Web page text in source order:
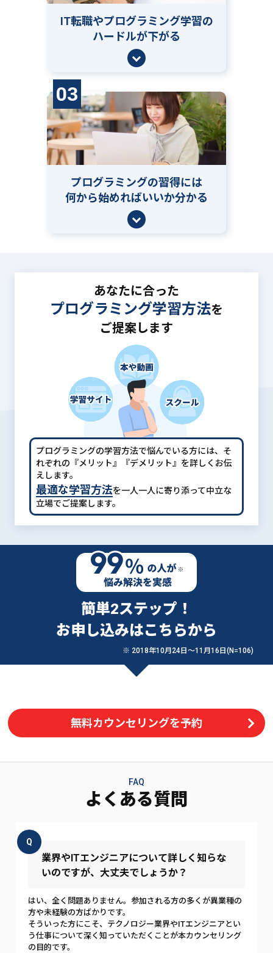
IT転職やプログラミング学習の
ハードルが下がる
03
プログラミングの習得には
何から始めればいいか分かる
あなたに合った
プログラミング学習方法を
ご提案します
プログラミングの学習方法で悩んでいる方には、 そ
れぞれの『メリット』『デメリット』を詳しくお伝
えします。
最適な学習方法を一人一人に寄り添って中立な
立場でご提案します。
簡単2ステップ！
お申し込みはこちらから
※ 2018年10月24日〜11月16日(N=106)
無料カウンセリングを予約
FAQ
よくある質問
Q
業界やITエンジニアについて詳しく知らな
いのですが、大丈夫でしょうか？
はい、全く問題ありません。参加される方の多くが異業種の
方や未経験の方ばかりです。
そういった方にこそ、テクノロジー業界やITエンジニアとい
う仕事について深く知っていただくことが本カウンセリング
の目的です。